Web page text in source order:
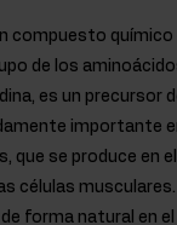
compuesto químico
de los
es un precursor
importante
que se produce en
células
forma natural en